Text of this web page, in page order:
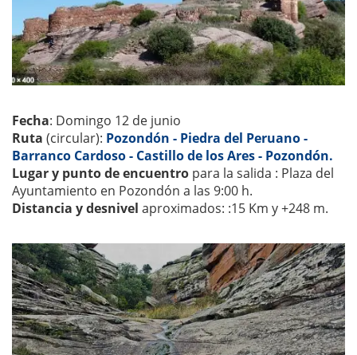
Fecha: Domingo 12 de junio
Ruta (circular): Pozondón - Piedra del Peruano -
Barranco Cardoso - Castillo de los Ares - Pozondón.
Lugar y punto de encuentro para la salida : Plaza del
Ayuntamiento en Pozondón a las 9:00 h.
Distancia y desnivel aproximados: :15 Km y +248 m.